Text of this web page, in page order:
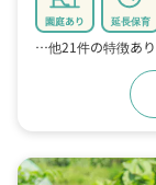
園庭あり 延長保育
…他21件の特徴あり